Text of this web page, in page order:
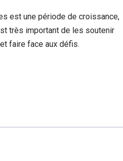
est une période de croissance,
très important de les soutenir
faire face aux défis.